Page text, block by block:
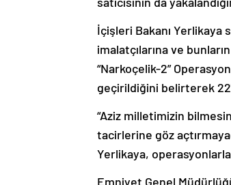
İçişleri Bakanı Yerlikaya
imalatçılarına ve
“Narkoçelik-2”
geçirildiğini belirterek
“Aziz milletimizin
tacirlerine göz
Yerlikaya, operasyonlarla
Emniyet Genel